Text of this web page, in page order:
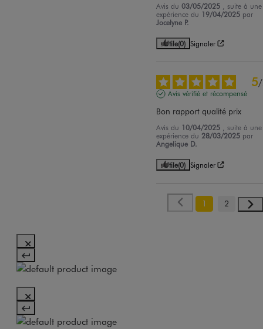
Avis du03/05/2025
, suite à une
expérience du 19/04/2025 par
Jocelyne P.
Utile(0) Signaler
5/
Avis vérifié et récompensé
Bon rapport qualité prix
Avis du 10/04/2025
, suite à une
expérience du 28/03/2025 par
Angelique D.
Utile(0) Signaler
1 2